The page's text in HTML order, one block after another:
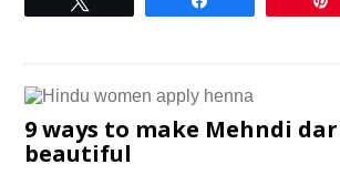
9 ways to make Mehndi
beautiful